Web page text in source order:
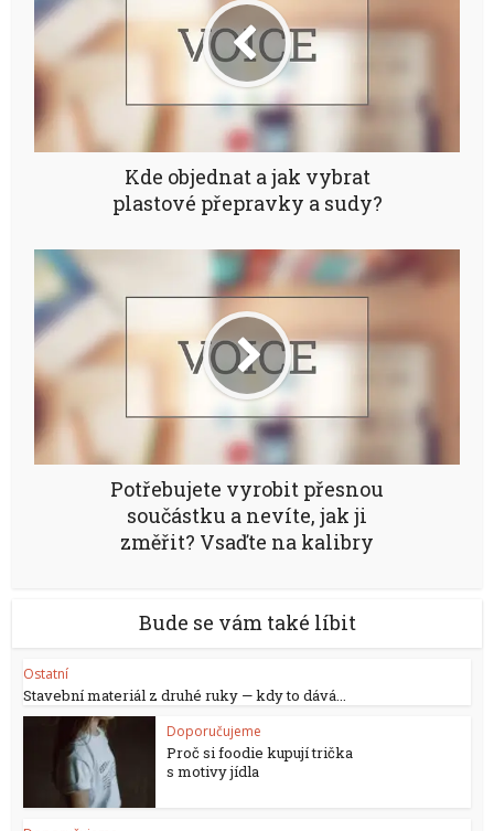
Kde objednat a jak vybrat
plastové přepravky a sudy?
Potřebujete vyrobit přesnou
součástku a nevíte, jak ji
změřit? Vsaďte na kalibry
Bude se vám také líbit
Ostatní
Stavební materiál z druhé ruky — kdy to dává...
Doporučujeme
Proč si foodie kupují trička
s motivy jídla